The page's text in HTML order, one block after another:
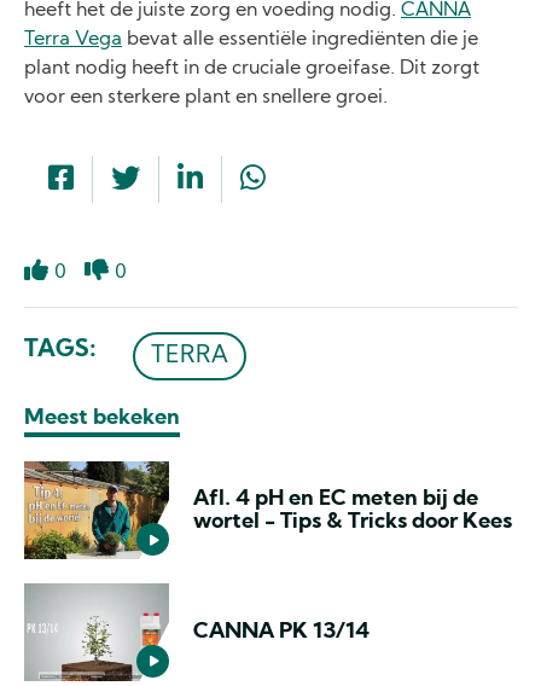
heeft het de juiste zorg en voeding nodig. CANNA
Terra Vega bevat alle essentiële ingrediënten die je
plant nodig heeft in de cruciale groeifase. Dit zorgt
voor een sterkere plant en snellere groei.
0 0
TAGS TERRA
Meest bekeken
Afl. 4 pH en EC meten bij de
wortel - Tips & Tricks door Kees
CANNA PK 13/14